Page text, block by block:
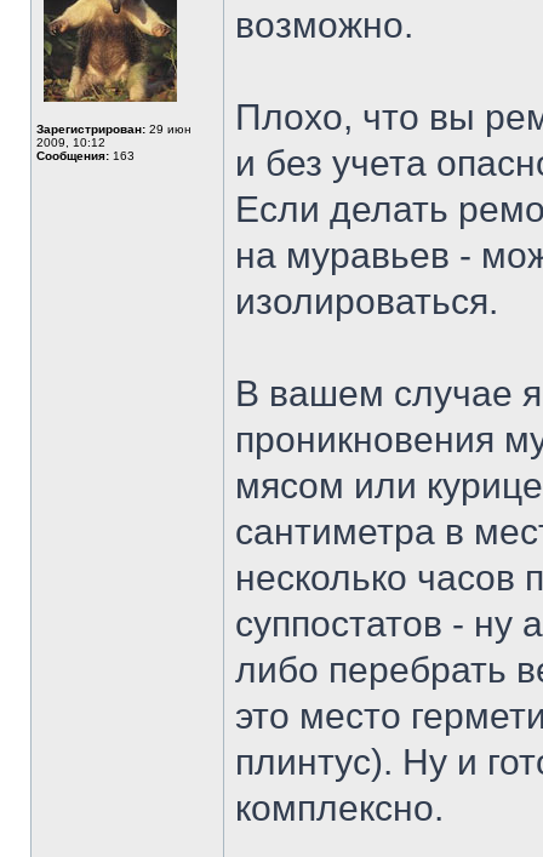
Зарегистрирован: 29 июн
2009, 10:12
Сообщения: 163
возможно.
Плохо, что вы
и без учета
Если делать
на муравьев -
изолироваться.
В вашем случае
проникновения
мясом или
сантиметра в
несколько часов
суппостатов - ну
либо перебрать
это место
плинтус). Ну и
комплексно.